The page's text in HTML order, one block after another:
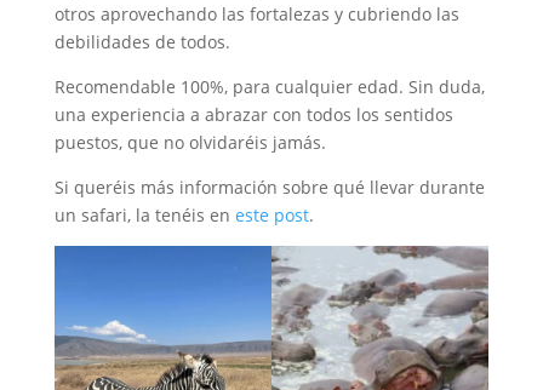
otros aprovechando las fortalezas y cubriendo las
debilidades de todos.
Recomendable 100%, para cualquier edad. Sin duda,
una experiencia a abrazar con todos los sentidos
puestos, que no olvidaréis jamás.
Si queréis más información sobre qué llevar durante
un safari, la tenéis en este post.